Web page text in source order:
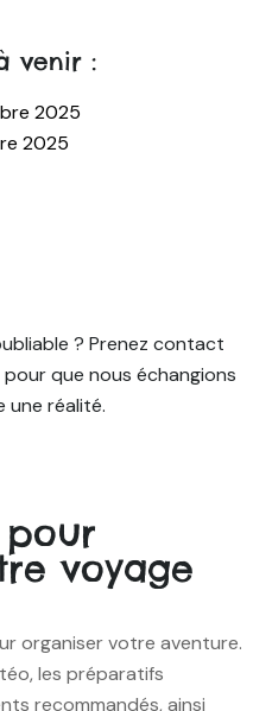
venir :
2025
2025
? Prenez contact
que nous échangions
une réalité.
pour
voyage
organiser votre aventure.
les préparatifs
recommandés, ainsi